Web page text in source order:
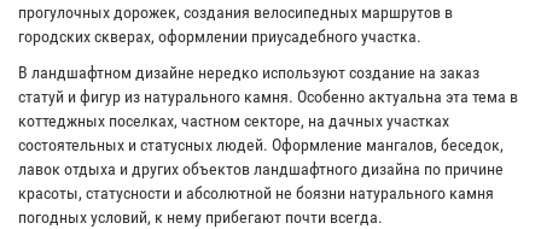
прогулочных дорожек, создания велосипедных маршрутов в
городских скверах, оформлении приусадебного участка.
В ландшафтном дизайне нередко используют создание на заказ
статуй и фигур из натурального камня. Особенно актуальна эта тема в
коттеджных поселках, частном секторе, на дачных участках
состоятельных и статусных людей. Оформление мангалов, беседок,
лавок отдыха и других объектов ландшафтного дизайна по причине
красоты, статусности и абсолютной не боязни натурального камня
погодных условий, к нему прибегают почти всегда.